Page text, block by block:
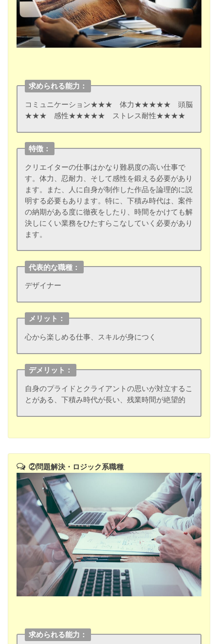
求められる能力：
コミュニケーション★★★ 体力★★★★★ 頭脳
★★★ 感性★★★★★ ストレス耐性★★★★
特徴：
クリエイターの仕事はかなり難易度の高い仕事で
す。体力、忍耐力、そして感性を鍛える必要があり
ます。また、人に自身が制作した作品を論理的に説
明する必要もあります。特に、下積み時代は、案件
の納期がある度に徹夜をしたり、時間をかけても解
決しにくい業務をひたすらこなしていく必要があり
ます。
代表的な職種：
デザイナー
メリット：
心から楽しめる仕事、スキルが身につく
デメリット：
自身のプライドとクライアントの思いが対立するこ
とがある、下積み時代が長い、残業時間が絶望的
②問題解決・ロジック系職種
求められる能力：